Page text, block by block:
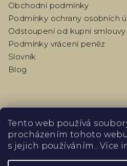
Tento web používá
procházením tohoto
s jejich používáním.. Více
Obchodní podmínky
Podmínky ochrany osobních
Odstoupení od kupní smlouvy
Podmínky vrácení peněz
Slovník
Blog
PŘIJÍMÁME